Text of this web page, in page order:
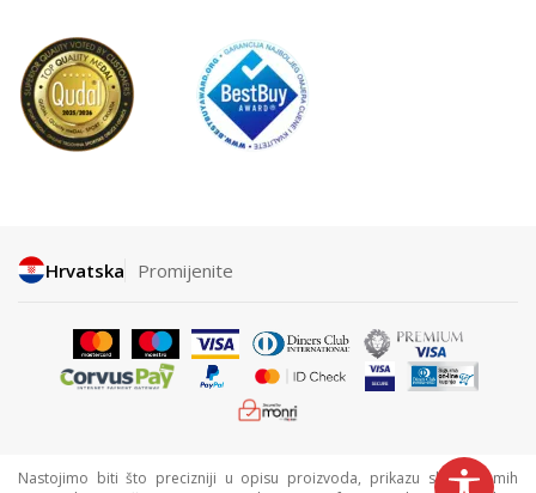
Hrvatska Promijenite
Nastojimo biti što precizniji u opisu proizvoda, prikazu slika i samih